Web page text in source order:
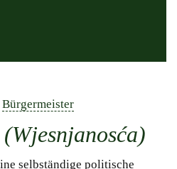
Bürgermeister
selbständige politische